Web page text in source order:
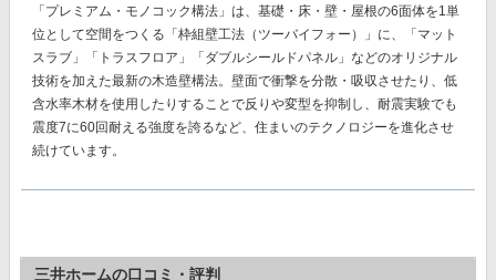
「プレミアム・モノコック構法」 は、基礎・床・壁・屋根の6面体を1単
位として空間をつくる「枠組壁工法（ツーバイフォー）」に、「マット
スラブ」「トラスフロア」「ダブルシールドパネル」などのオリジナル
技術を加えた最新の木造壁構法。壁面で衝撃を分散・吸収させたり、低
含水率木材を使用したりすることで反りや変型を抑制し、耐震実験でも
震度7に60回耐える強度を誇るなど、住まいのテクノロジーを進化させ
続けています。
三井ホームの口コミ・評判